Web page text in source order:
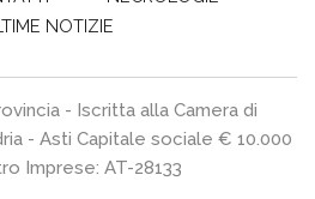
NOTIZIE
- Iscritta alla Camera di
- Asti Capitale sociale € 10.000
Imprese: AT-28133